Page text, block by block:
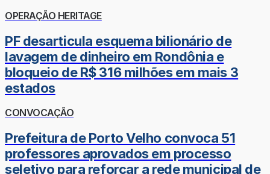
OPERAÇÃO HERITAGE
PF desarticula esquema bilionário de
lavagem de dinheiro em Rondônia e
bloqueio de R$ 316 milhões em mais 3
estados
CONVOCAÇÃO
Prefeitura de Porto Velho convoca 51
professores aprovados em processo
seletivo para reforçar a rede municipal de